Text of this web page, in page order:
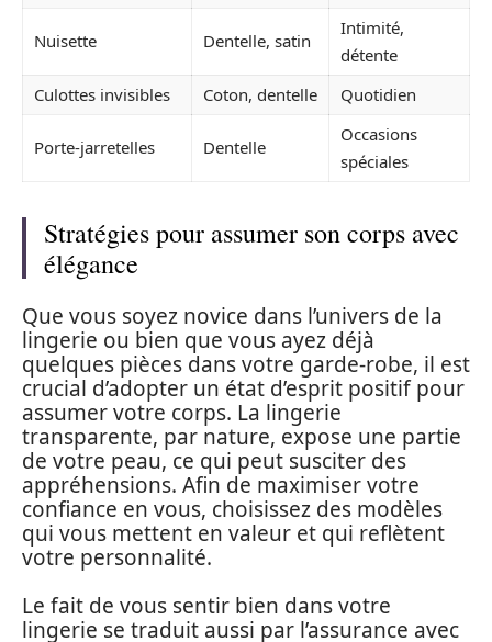
Nuisette Dentelle, satin
Intimité,
détente
Culottes invisibles
Coton, dentelle Quotidien
Porte-jarretelles Dentelle
Occasions
spéciales
Stratégies pour assumer son corps avec
élégance
Que vous soyez novice dans l’univers de la
lingerie ou bien que vous ayez déjà
quelques pièces dans votre garde-robe, il est
crucial d’adopter un état d’esprit positif pour
assumer votre corps. La lingerie
transparente, par nature, expose une partie
de votre peau, ce qui peut susciter des
appréhensions. Afin de maximiser votre
confiance en vous, choisissez des modèles
qui vous mettent en valeur et qui reflètent
votre personnalité.
Le fait de vous sentir bien dans votre
lingerie se traduit aussi par l’assurance avec